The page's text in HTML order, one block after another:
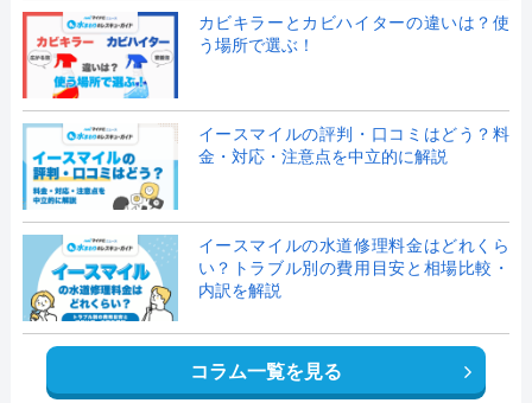
カビキラーとカビハイターの違いは？使
う場所で選ぶ！
イースマイルの評判・口コミはどう？料
金・対応・注意点を中立的に解説
イースマイルの水道修理料金はどれくら
い？トラブル別の費用目安と相場比較・
内訳を解説
コラム一覧を見る